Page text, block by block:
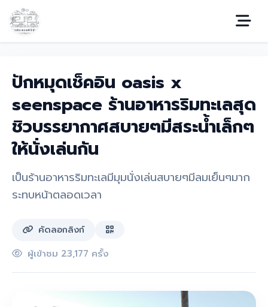
ปักหมุดเช็คอิน oasis x
seenspace ร้านอาหารริมทะเลสุด
ชิวบรรยากาศสบายๆมีสระน้ำเล็กๆ
ให้นั่งเล่นกัน
เป็นร้านอาหารริมทะเลมีมุมนั่งเล่นสบายๆมีลมเย็นๆมาก
ระทบหน้าตลอดเวลา
คัดลอกลิงก์
ผู้เข้าชม 23,177 ครั้ง